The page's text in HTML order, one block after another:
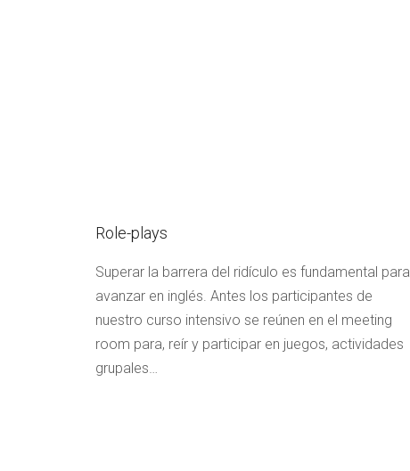
Role-plays
Superar la barrera del ridículo es fundamental para
avanzar en inglés. Antes los participantes de
nuestro curso intensivo se reúnen en el meeting
room para, reír y participar en juegos, actividades
grupales…